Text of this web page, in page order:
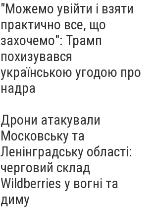
"Можемо увійти і взяти
практично все, що
захочемо": Трамп
похизувався
українською угодою про
надра
Дрони атакували
Московську та
Ленінградську області:
черговий склад
Wildberries у вогні та
диму